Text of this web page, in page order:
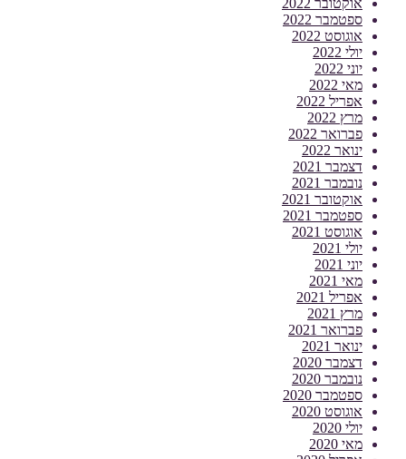
ספטמבר 2022
אוגוסט 2022
יולי 2022
יוני 2022
מאי 2022
אפריל 2022
מרץ 2022
פברואר 2022
ינואר 2022
דצמבר 2021
נובמבר 2021
אוקטובר 2021
ספטמבר 2021
אוגוסט 2021
יולי 2021
יוני 2021
מאי 2021
אפריל 2021
מרץ 2021
פברואר 2021
ינואר 2021
דצמבר 2020
נובמבר 2020
ספטמבר 2020
אוגוסט 2020
יולי 2020
מאי 2020